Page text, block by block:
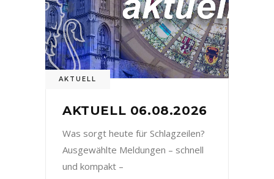
AKTUELL
AKTUELL 06.08.2026
Was sorgt heute für Schlagzeilen?
Ausgewählte Meldungen – schnell
und kompakt –